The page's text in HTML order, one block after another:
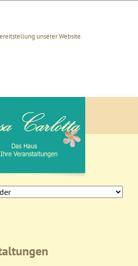
unserer Website.